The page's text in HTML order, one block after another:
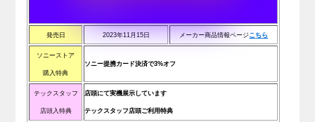
発売日 2023年11月15日 メーカー商品情報ページこちら
ソニーストア
購入特典
ソニー提携カード決済で3%オフ
テックスタッフ
店頭入特典
店頭にて実機展示しています
テックスタッフ店頭ご利用特典